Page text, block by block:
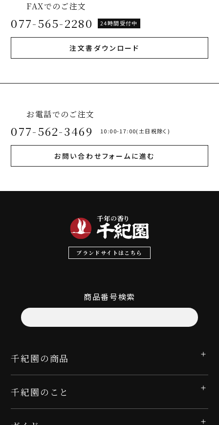
FAXでのご注文
077-565-2280 24時間受付中
注文書ダウンロード
お電話でのご注文
077-562-3469 10:00-17:00(土日祝除く)
お問い合わせフォームに進む
ブランドサイトはこちら
商品番号検索
千紀園の商品
千紀園のこと